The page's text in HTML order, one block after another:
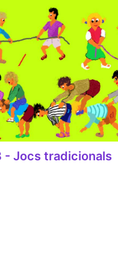
- Jocs tradicionals